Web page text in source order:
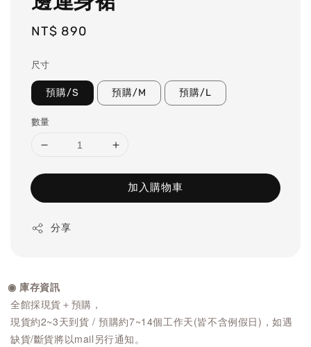
Regular
NT$ 890
尺寸
預購/S 預購/M 預購/L
數量
加入購物車
分享
庫存資訊
全館採現貨＋預購，
現貨約2~3天到貨 / 預購約7~14個工作天(皆不含例假日)，如遇
缺貨/斷貨將以mail另行通知。